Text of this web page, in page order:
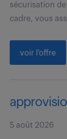
sécurisation
cadre, vous
voir l'offre
5 août 2026